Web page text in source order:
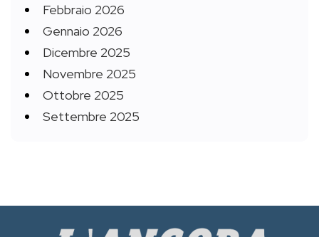
Febbraio 2026
Gennaio 2026
Dicembre 2025
Novembre 2025
Ottobre 2025
Settembre 2025